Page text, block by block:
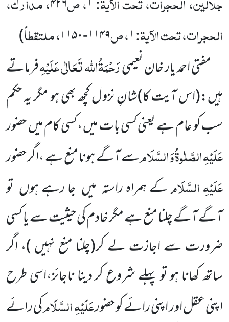
۱ ۴۲۶
الحجرات، تحت الآیۃ:۱، ص۱۱۴۹-۱۱۵۰ ، ملتقطاً)
مفتی احمد یار خان نعیمیرَحْمَۃُاللہ تَعَالٰی عَلَیْہِفرماتے
ہیں:(اس آیت کا)شانِ نزول کچھ بھی ہو مگر یہ حکم
سب کو عام ہے یعنی کسی بات میں ،کسی کام میں حضور
عَلَیْہِالصَّلٰوۃُوَالسَّلَامسے آگے ہونا منع ہے ،اگر حضور
عَلَیْہِ السَّلَامکے ہمراہ راستہ میں جا رہے ہوں تو
آگے آگے چلنا منع ہے مگر خادم کی حیثیت سے یا کسی
ضرورت سے اجازت لے کر(چلنا منع نہیں )، اگر
ساتھ کھانا ہو تو پہلے شروع کر دینا ناجائز،اسی طرح
اپنی عقل اور اپنی رائے کو حضورعَلَیْہِ السَّلَامکی رائے